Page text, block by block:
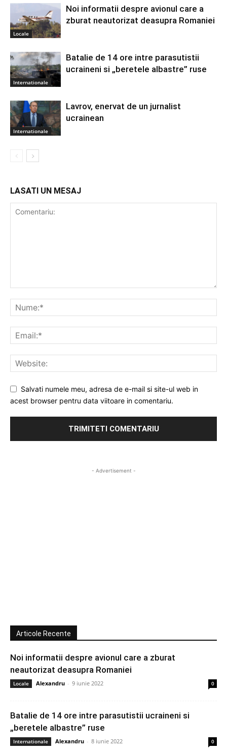
Locale
Noi informatii despre avionul care a
zburat neautorizat deasupra Romaniei
Internationale
Batalie de 14 ore intre parasutistii
ucraineni si „beretele albastre” ruse
Internationale
Lavrov, enervat de un jurnalist
ucrainean
LASATI UN MESAJ
Salvati numele meu, adresa de e-mail si site-ul web in
acest browser pentru data viitoare in comentariu.
- Advertisement -
Articole Recente
Noi informatii despre avionul care a zburat
neautorizat deasupra Romaniei
Locale Alexandru - 9 iunie 2022 0
Batalie de 14 ore intre parasutistii ucraineni si
„beretele albastre” ruse
Internationale Alexandru - 8 iunie 2022 0